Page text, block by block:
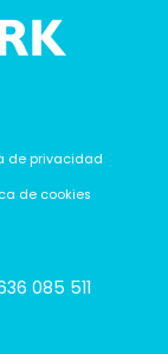
de privacidad
de cookies
085 511